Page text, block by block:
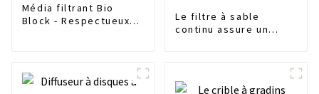
Média filtrant Bio
Block - Respectueux
Le filtre à sable
continu assure un